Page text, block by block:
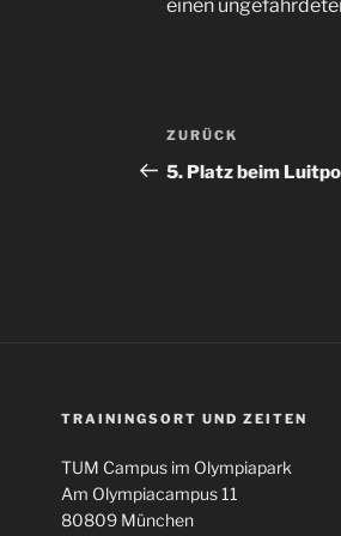
einen
Vorheriger
Beitrag
ZURÜCK
5. Platz beim
TRAININGSORT UND ZEITEN
TUM Campus im Olympiapark
Am Olympiacampus 11
80809 München